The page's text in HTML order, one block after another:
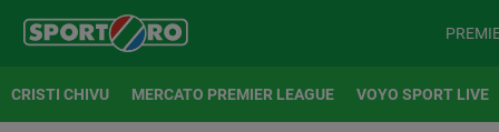
CRISTI CHIVU MERCATO PREMIER LEAGUE VOYO SPORT LIVE